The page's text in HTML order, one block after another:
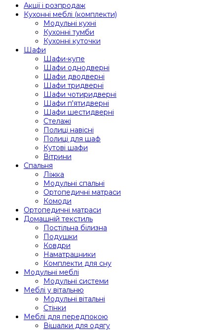
Акції і розпродаж
Кухонні меблі (комплекти)
Модульні кухні
Кухонні тумби
Кухонні куточки
Шафи
Шафи-купе
Шафи однодверні
Шафи дводверні
Шафи тридверні
Шафи чотиридверні
Шафи п'ятидверні
Шафи шестидверні
Стелажі
Полиці навісні
Полиці для шаф
Кутові шафи
Вітрини
Спальня
Ліжка
Модульні спальні
Ортопедичні матраси
Комоди
Ортопедичні матраси
Домашній текстиль
Постільна білизна
Подушки
Ковдри
Наматрацники
Комплекти для сну
Модульні меблі
Модульні системи
Меблі у вітальню
Модульні вітальні
Стінки
Меблі для передпокою
Вішалки для одягу